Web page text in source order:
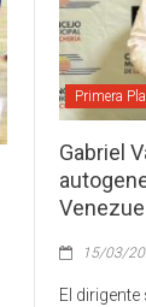
Primera
Gabriel
15/03/
El